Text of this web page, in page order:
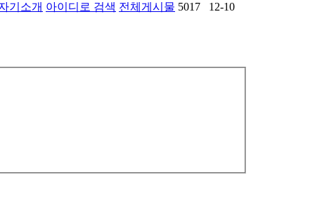
기소개 아이디로 검색 전체게시물 5017 12-10